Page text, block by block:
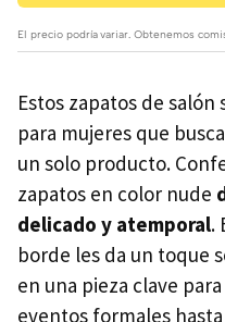
El precio podría variar. Obtenemos
Estos zapatos de
para mujeres que
un solo producto.
zapatos en color nude
delicado y atemporal.
borde les da un toque
en una pieza clave
eventos formales